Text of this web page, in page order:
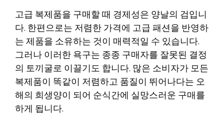
고급 복제품을 구매할 때 경제성은 양날의 검입니
다. 한편으로는 저렴한 가격에 고급 패션을 반영하
는 제품을 소유하는 것이 매력적일 수 있습니다.
그러나 이러한 욕구는 종종 구매자를 잘못된 결정
의 토끼굴로 이끌기도 합니다. 많은 소비자가 모든
복제품이 똑같이 저렴하고 품질이 뛰어나다는 오
해의 희생양이 되어 순식간에 실망스러운 구매를
하게 됩니다.